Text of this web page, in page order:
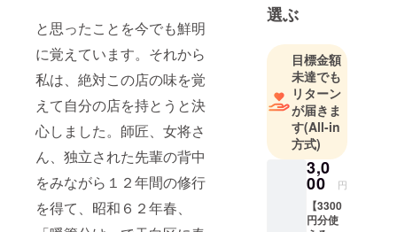
と思ったことを今でも鮮明
に覚えています。それから
私は、絶対この店の味を覚
えて自分の店を持とうと決
心しました。師匠、女将さ
ん、独立された先輩の背中
をみながら１２年間の修行
を得て、昭和６２年春、
選ぶ
目標金額
未達でも
リターン
が届きま
す(All-in
方式)
3,0
00 円
【3300
円分使